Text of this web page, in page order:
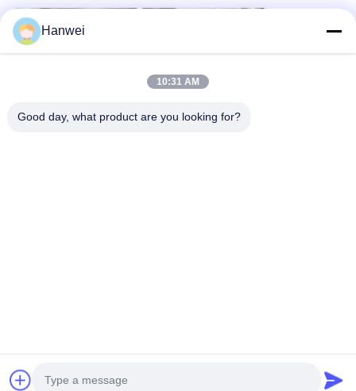
Hanwei
10:31 AM
Good day, what product are you looking for?